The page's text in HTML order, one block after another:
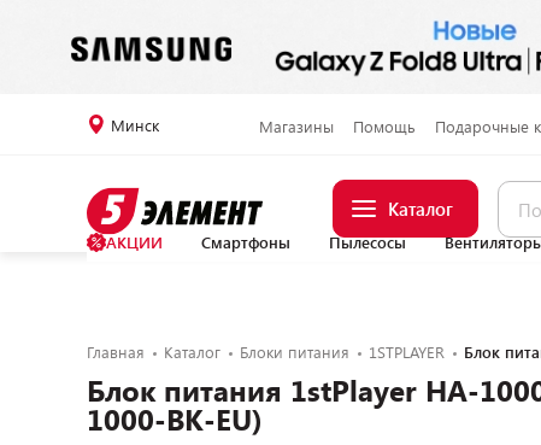
Минск Магазины Помощь Подарочные
Каталог
АКЦИИ Смартфоны Пылесосы
Главная Каталог Блоки питания 1STPLAYER Блок
Блок питания 1stPlayer HA-
1000-BK-EU)